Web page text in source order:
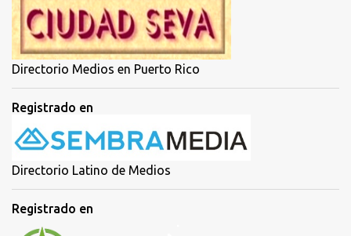
Directorio Medios en Puerto Rico
Registrado en
Directorio Latino de Medios
Registrado en